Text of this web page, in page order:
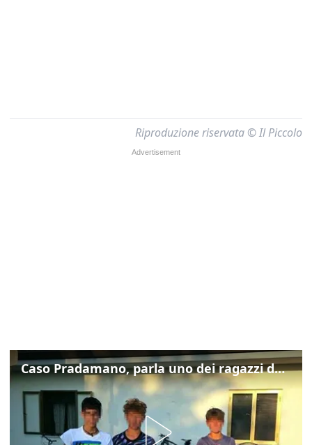
Riproduzione riservata © Il Piccolo
Caso Pradamano, parla uno dei ragazzi denunciati per la limonata: "Volevo anche aiutare i miei"